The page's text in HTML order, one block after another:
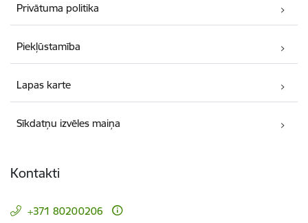
Privātuma politika
Piekļūstamība
Lapas karte
Sīkdatņu izvēles maiņa
Kontakti
+371 80200206